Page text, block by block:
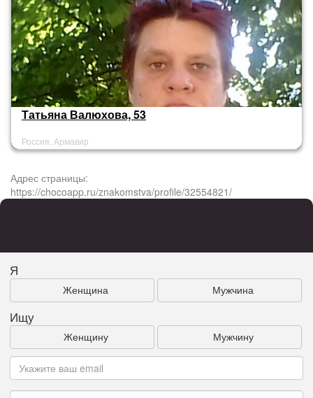
Татьяна Валюхова, 53
Россия, Армавир
Адрес страницы:
https://chocoapp.ru/znakomstva/profile/32554821/
Я
Женщина Мужчина
Ищу
Женщину Мужчину